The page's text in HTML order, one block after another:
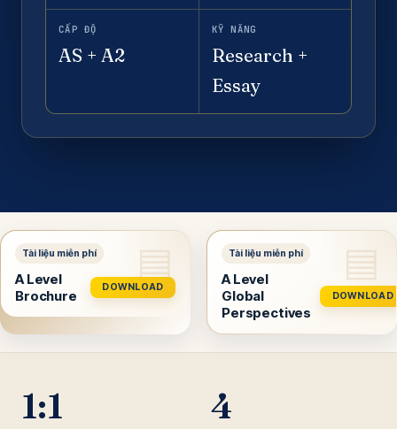
CẤP ĐỘ
AS + A2
KỸ NĂNG
Research +
Essay
A Level
Brochure
DOWNLOAD
A Level
Global
Perspectives
DOWNLOAD
1:1 4